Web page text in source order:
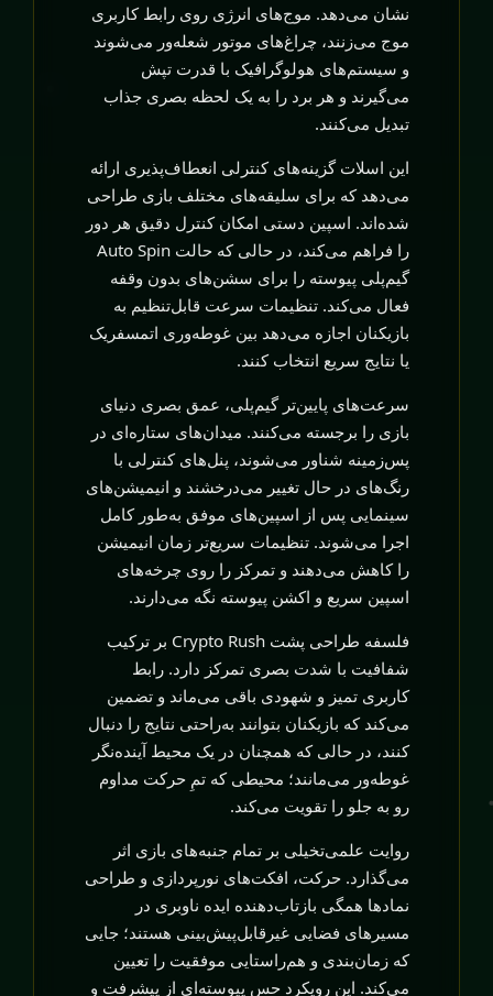
نشان می‌دهد. موج‌های انرژی روی رابط کاربری
موج می‌زنند، چراغ‌های موتور شعله‌ور می‌شوند
و سیستم‌های هولوگرافیک با قدرت تپش
می‌گیرند و هر برد را به یک لحظه بصری جذاب
تبدیل می‌کنند.
این اسلات گزینه‌های کنترلی انعطاف‌پذیری ارائه
می‌دهد که برای سلیقه‌های مختلف بازی طراحی
شده‌اند. اسپین دستی امکان کنترل دقیق هر دور
را فراهم می‌کند، در حالی که حالت Auto Spin
گیم‌پلی پیوسته را برای سشن‌های بدون وقفه
فعال می‌کند. تنظیمات سرعت قابل‌تنظیم به
بازیکنان اجازه می‌دهد بین غوطه‌وری اتمسفریک
یا نتایج سریع انتخاب کنند.
سرعت‌های پایین‌تر گیم‌پلی، عمق بصری دنیای
بازی را برجسته می‌کنند. میدان‌های ستاره‌ای در
پس‌زمینه شناور می‌شوند، پنل‌های کنترلی با
رنگ‌های در حال تغییر می‌درخشند و انیمیشن‌های
سینمایی پس از اسپین‌های موفق به‌طور کامل
اجرا می‌شوند. تنظیمات سریع‌تر زمان انیمیشن
را کاهش می‌دهند و تمرکز را روی چرخه‌های
اسپین سریع و اکشن پیوسته نگه می‌دارند.
فلسفه طراحی پشت Crypto Rush بر ترکیب
شفافیت با شدت بصری تمرکز دارد. رابط
کاربری تمیز و شهودی باقی می‌ماند و تضمین
می‌کند که بازیکنان بتوانند به‌راحتی نتایج را دنبال
کنند، در حالی که همچنان در یک محیط آینده‌نگر
غوطه‌ور می‌مانند؛ محیطی که تمِ حرکت مداوم
رو به جلو را تقویت می‌کند.
روایت علمی‌تخیلی بر تمام جنبه‌های بازی اثر
می‌گذارد. حرکت، افکت‌های نورپردازی و طراحی
نمادها همگی بازتاب‌دهنده ایده ناوبری در
مسیرهای فضایی غیرقابل‌پیش‌بینی هستند؛ جایی
که زمان‌بندی و هم‌راستایی موفقیت را تعیین
می‌کند. این رویکرد حس پیوسته‌ای از پیشرفت و